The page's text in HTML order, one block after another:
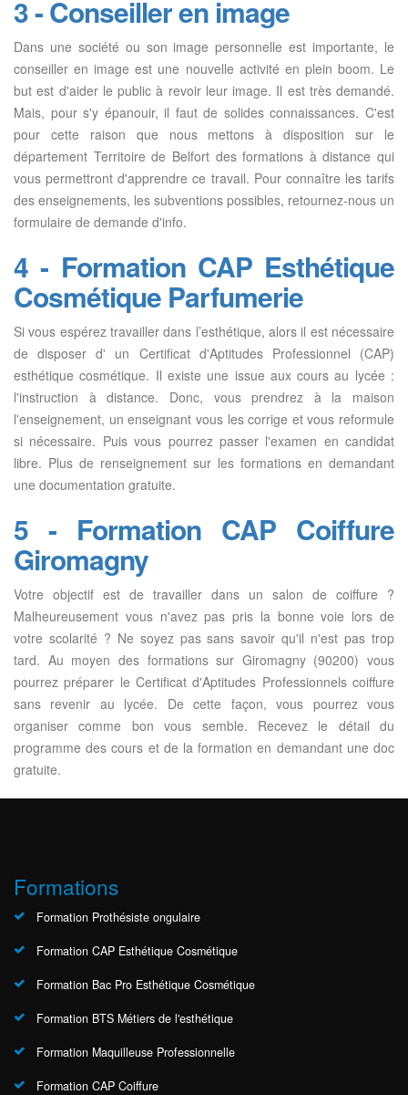
3 - Conseiller en image
Dans une société ou son image personnelle est importante, le
conseiller en image est une nouvelle activité en plein boom. Le
but est d'aider le public à revoir leur image. Il est très demandé.
Mais, pour s'y épanouir, il faut de solides connaissances. C'est
pour cette raison que nous mettons à disposition sur le
département Territoire de Belfort des formations à distance qui
vous permettront d'apprendre ce travail. Pour connaître les tarifs
des enseignements, les subventions possibles, retournez-nous un
formulaire de demande d'info.
4 - Formation CAP Esthétique
Cosmétique Parfumerie
Si vous espérez travailler dans l’esthétique, alors il est nécessaire
de disposer d' un Certificat d'Aptitudes Professionnel (CAP)
esthétique cosmétique. Il existe une issue aux cours au lycée :
l'instruction à distance. Donc, vous prendrez à la maison
l'enseignement, un enseignant vous les corrige et vous reformule
si nécessaire. Puis vous pourrez passer l'examen en candidat
libre. Plus de renseignement sur les formations en demandant
une documentation gratuite.
5 - Formation CAP Coiffure
Giromagny
Votre objectif est de travailler dans un salon de coiffure ?
Malheureusement vous n'avez pas pris la bonne voie lors de
votre scolarité ? Ne soyez pas sans savoir qu'il n'est pas trop
tard. Au moyen des formations sur Giromagny (90200) vous
pourrez préparer le Certificat d'Aptitudes Professionnels coiffure
sans revenir au lycée. De cette façon, vous pourrez vous
organiser comme bon vous semble. Recevez le détail du
programme des cours et de la formation en demandant une doc
gratuite.
Formations
Formation Prothésiste ongulaire
Formation CAP Esthétique Cosmétique
Formation Bac Pro Esthétique Cosmétique
Formation BTS Métiers de l'esthétique
Formation Maquilleuse Professionnelle
Formation CAP Coiffure